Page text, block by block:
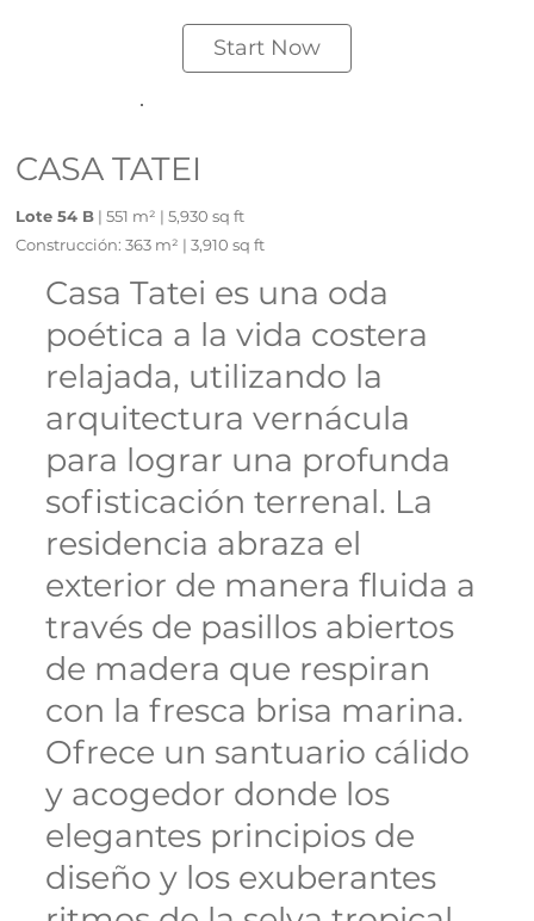
Start Now
CASA TATEI
Casa Tatei es una oda
poética a la vida costera
relajada, utilizando la
arquitectura vernácula
para lograr una profunda
sofisticación terrenal. La
residencia abraza el
exterior de manera fluida a
través de pasillos abiertos
de madera que respiran
con la fresca brisa marina.
Ofrece un santuario cálido
y acogedor donde los
elegantes principios de
diseño y los exuberantes
Lote 54 B | 551 m² | 5,930 sq ft
Construcción: 363 m² | 3,910 sq ft